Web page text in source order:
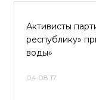
Активисты
республику»
воды»
04.08.17